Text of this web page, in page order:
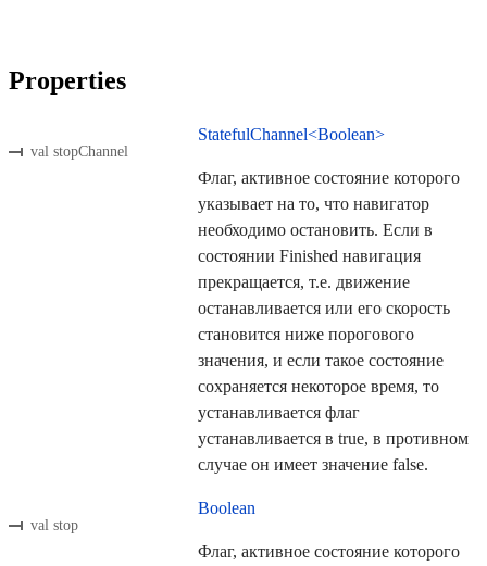
Properties
val stopChannel
StatefulChannel<Boolean>
Флаг, активное состояние которого
указывает на то, что навигатор
необходимо остановить. Если в
состоянии Finished навигация
прекращается, т.е. движение
останавливается или его скорость
становится ниже порогового
значения, и если такое состояние
сохраняется некоторое время, то
устанавливается флаг
устанавливается в true, в противном
случае он имеет значение false.
val stop
Boolean
Флаг, активное состояние которого